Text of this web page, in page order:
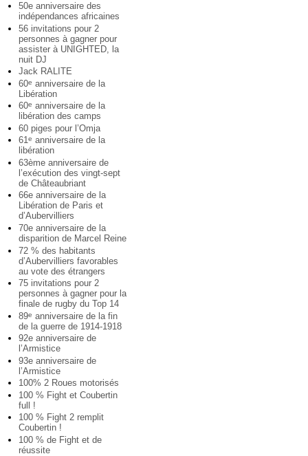
50e anniversaire des
indépendances africaines
56 invitations pour 2
personnes à gagner pour
assister à UNIGHTED, la
nuit DJ
Jack RALITE
60e anniversaire de la
Libération
60e anniversaire de la
libération des camps
60 piges pour l’Omja
61e anniversaire de la
libération
63ème anniversaire de
l’exécution des vingt-sept
de Châteaubriant
66e anniversaire de la
Libération de Paris et
d’Aubervilliers
70e anniversaire de la
disparition de Marcel Reine
72 % des habitants
d’Aubervilliers favorables
au vote des étrangers
75 invitations pour 2
personnes à gagner pour la
finale de rugby du Top 14
89e anniversaire de la fin
de la guerre de 1914-1918
92e anniversaire de
l’Armistice
93e anniversaire de
l’Armistice
100% 2 Roues motorisés
100 % Fight et Coubertin
full !
100 % Fight 2 remplit
Coubertin !
100 % de Fight et de
réussite